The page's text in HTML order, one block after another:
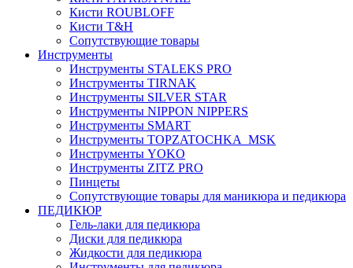
Кисти ROUBLOFF
Кисти T&H
Сопутствующие товары
Инструменты
Инструменты STALEKS PRO
Инструменты TIRNAK
Инструменты SILVER STAR
Инструменты NIPPON NIPPERS
Инструменты SMART
Инструменты TOPZATOCHKA_MSK
Инструменты YOKO
Инструменты ZITZ PRO
Пинцеты
Сопутствующие товары для маникюра и педикюра
ПЕДИКЮР
Гель-лаки для педикюра
Диски для педикюра
Жидкости для педикюра